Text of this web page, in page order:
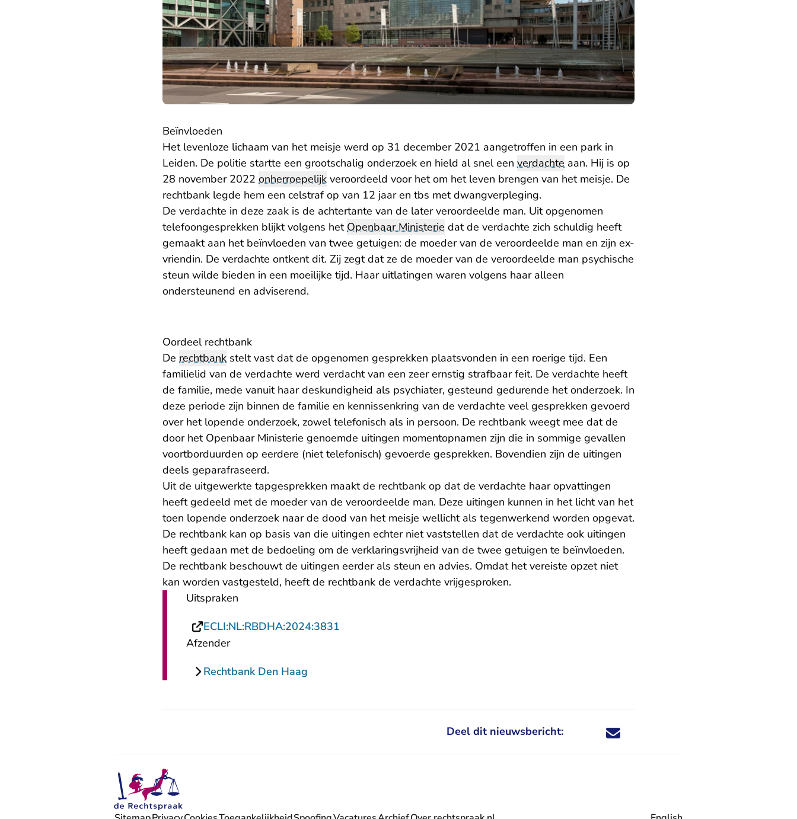
Beïnvloeden
Het levenloze lichaam van het meisje werd op 31 december 2021 aangetroffen in een park in
Leiden. De politie startte een grootschalig onderzoek en hield al snel een verdachte aan. Hij is op
28 november 2022 onherroepelijk veroordeeld voor het om het leven brengen van het meisje. De
rechtbank legde hem een celstraf op van 12 jaar en tbs met dwangverpleging.
De verdachte in deze zaak is de achtertante van de later veroordeelde man. Uit opgenomen
telefoongesprekken blijkt volgens hetOpenbaar Ministerie dat de verdachte zich schuldig heeft
gemaakt aan het beïnvloeden van twee getuigen: de moeder van de veroordeelde man en zijn ex-
vriendin. De verdachte ontkent dit. Zij zegt dat ze de moeder van de veroordeelde man psychische
steun wilde bieden in een moeilijke tijd. Haar uitlatingen waren volgens haar alleen
ondersteunend en adviserend.
Oordeel rechtbank
De rechtbank stelt vast dat de opgenomen gesprekken plaatsvonden in een roerige tijd. Een
familielid van de verdachte werd verdacht van een zeer ernstig strafbaar feit. De verdachte heeft
de familie, mede vanuit haar deskundigheid als psychiater, gesteund gedurende het onderzoek. In
deze periode zijn binnen de familie en kennissenkring van de verdachte veel gesprekken gevoerd
over het lopende onderzoek, zowel telefonisch als in persoon. De rechtbank weegt mee dat de
door het Openbaar Ministerie genoemde uitingen momentopnamen zijn die in sommige gevallen
voortborduurden op eerdere (niet telefonisch) gevoerde gesprekken. Bovendien zijn de uitingen
deels geparafraseerd.
Uit de uitgewerkte tapgesprekken maakt de rechtbank op dat de verdachte haar opvattingen
heeft gedeeld met de moeder van de veroordeelde man. Deze uitingen kunnen in het licht van het
toen lopende onderzoek naar de dood van het meisje wellicht als tegenwerkend worden opgevat.
De rechtbank kan op basis van die uitingen echter niet vaststellen dat de verdachte ook uitingen
heeft gedaan met de bedoeling om de verklaringsvrijheid van de twee getuigen te beïnvloeden.
De rechtbank beschouwt de uitingen eerder als steun en advies. Omdat het vereiste opzet niet
kan worden vastgesteld, heeft de rechtbank de verdachte vrijgesproken.
Uitspraken
ECLI:NL:RBDHA:2024:3831
Afzender
Rechtbank Den Haag
Deel dit nieuwsbericht: Deel dit nieuwsbericht via X - U verlaat
Deel dit nieuwsbericht via Facebook - U
Deel dit nieuwsbericht via e-mail
Deel dit nieuwsbericht via LinkedIn - U